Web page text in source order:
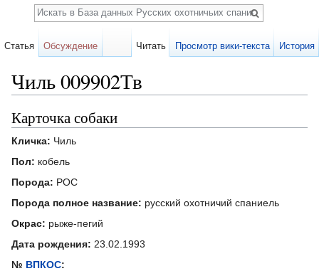
Чиль 009902Тв
Карточка собаки
Кличка: Чиль
Пол: кобель
Порода: РОС
Порода полное название: русский охотничий спаниель
Окрас: рыже-пегий
Дата рождения: 23.02.1993
№ ВПКОС:
Статья Обсуждение Читать Просмотр вики-текста История
Поиск